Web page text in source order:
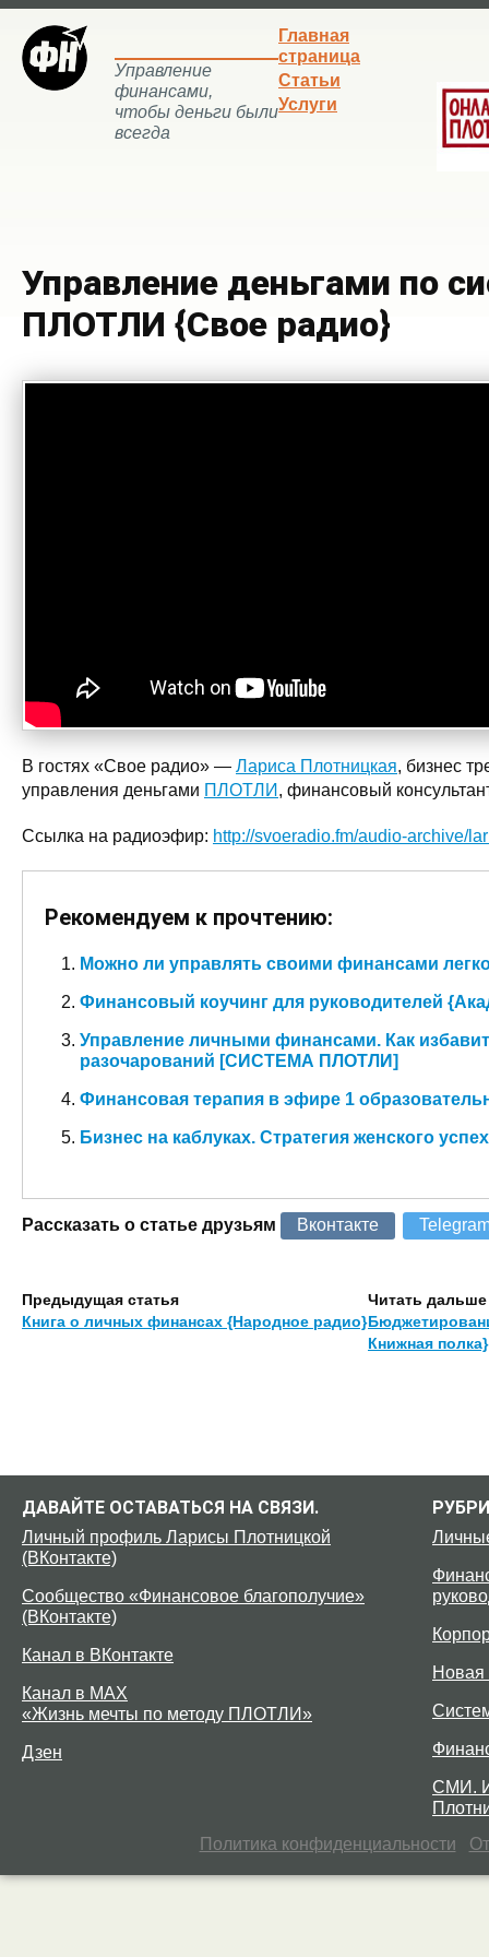
Управление
финансами,
чтобы деньги были
всегда
Главная
страница
Статьи
Услуги
Управление деньгами по
ПЛОТЛИ {Свое радио}
В гостях «Свое радио» — Лариса Плотницкая, бизнес
управления деньгами ПЛОТЛИ , финансовый
Ссылка на радиоэфир: http://svoeradio.fm/audio-archive/
Рекомендуем к прочтению:
Можно ли управлять своими финансами
Финансовый коучинг для руководителей
Управление личными финансами. Как
разочарований [СИСТЕМА ПЛОТЛИ]
Финансовая терапия в эфире 1
Бизнес на каблуках. Стратегия женского
Рассказать о статье друзьям Вконтакте
Предыдущая статья
Книга о личных финансах {Народное радио}
Читать дальше
Книжная полка}
ДАВАЙТЕ ОСТАВАТЬСЯ НА СВЯЗИ.
Личный профиль Ларисы Плотницкой
(ВКонтакте)
Сообщество «Финансовое благополучие»
(ВКонтакте)
Канал в ВКонтакте
Канал в MAX
«Жизнь мечты по методу ПЛОТЛИ»
Дзен
Новая
СМИ.
Политика конфиденциальности